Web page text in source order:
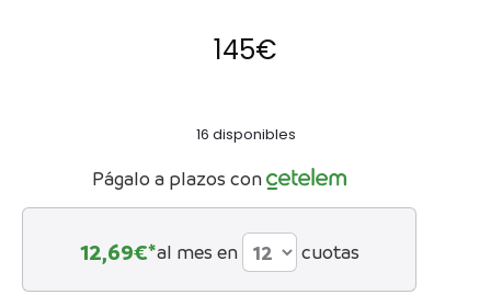
145€
16 disponibles
Págalo a plazos con
12,69€*al mes en cuotas